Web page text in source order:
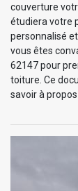
couverture
étudiera votre
personnalisé
vous êtes
62147 pour
toiture. Ce
savoir à